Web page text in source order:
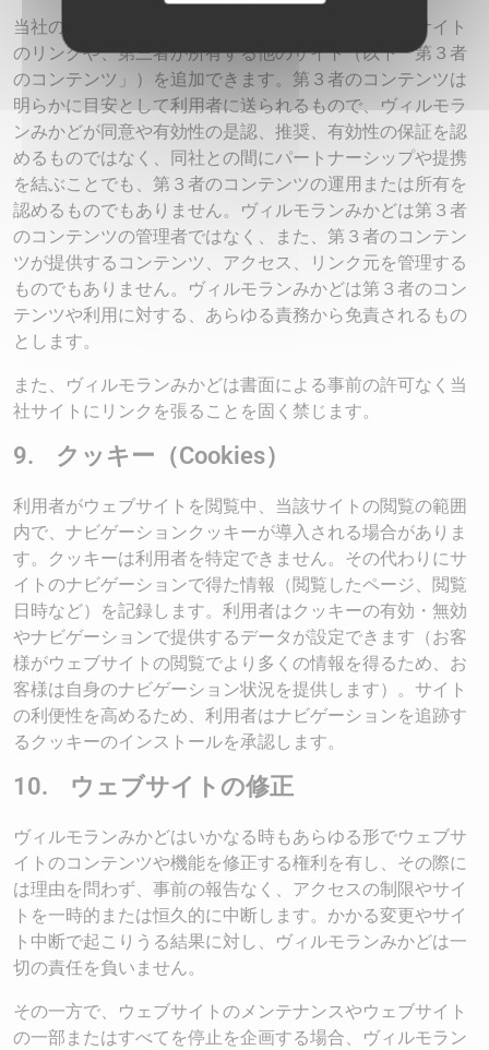
当社のウェブサイトは第三者が所有する他のウェブサイト
のリンクや、第三者が所有する他のサイト（以下「第３者
のコンテンツ」）を追加できます。第３者のコンテンツは
明らかに目安として利用者に送られるもので、ヴィルモラ
ンみかどが同意や有効性の是認、推奨、有効性の保証を認
めるものではなく、同社との間にパートナーシップや提携
を結ぶことでも、第３者のコンテンツの運用または所有を
認めるものでもありません。ヴィルモランみかどは第３者
のコンテンツの管理者ではなく、また、第３者のコンテン
ツが提供するコンテンツ、アクセス、リンク元を管理する
ものでもありません。ヴィルモランみかどは第３者のコン
テンツや利用に対する、あらゆる責務から免責されるもの
とします。
また、ヴィルモランみかどは書面による事前の許可なく当
社サイトにリンクを張ることを固く禁じます。
9. クッキー（Cookies）
利用者がウェブサイトを閲覧中、当該サイトの閲覧の範囲
内で、ナビゲーションクッキーが導入される場合がありま
す。クッキーは利用者を特定できません。その代わりにサ
イトのナビゲーションで得た情報（閲覧したページ、閲覧
日時など）を記録します。利用者はクッキーの有効・無効
やナビゲーションで提供するデータが設定できます（お客
様がウェブサイトの閲覧でより多くの情報を得るため、お
客様は自身のナビゲーション状況を提供します）。サイト
の利便性を高めるため、利用者はナビゲーションを追跡す
るクッキーのインストールを承認します。
10. ウェブサイトの修正
ヴィルモランみかどはいかなる時もあらゆる形でウェブサ
イトのコンテンツや機能を修正する権利を有し、その際に
は理由を問わず、事前の報告なく、アクセスの制限やサイ
トを一時的または恒久的に中断します。かかる変更やサイ
ト中断で起こりうる結果に対し、ヴィルモランみかどは一
切の責任を負いません。
その一方で、ウェブサイトのメンテナンスやウェブサイト
の一部またはすべてを停止を企画する場合、ヴィルモラン